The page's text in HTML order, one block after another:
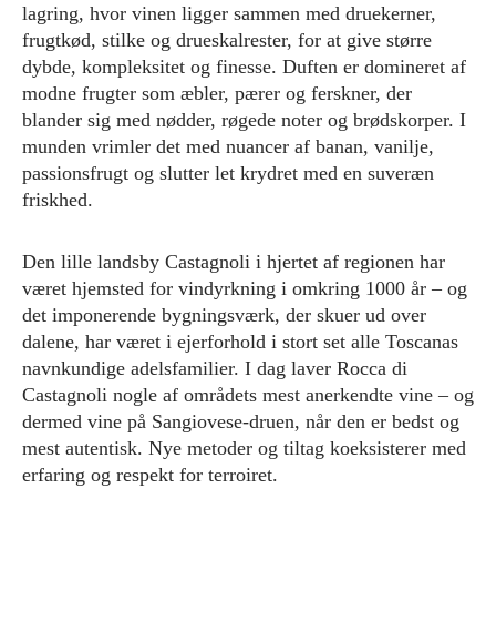
lagring, hvor vinen ligger sammen med druekerner,
frugtkød, stilke og drueskalrester, for at give større
dybde, kompleksitet og finesse. Duften er domineret af
modne frugter som æbler, pærer og ferskner, der
blander sig med nødder, røgede noter og brødskorper. I
munden vrimler det med nuancer af banan, vanilje,
passionsfrugt og slutter let krydret med en suveræn
friskhed.
Den lille landsby Castagnoli i hjertet af regionen har
været hjemsted for vindyrkning i omkring 1000 år – og
det imponerende bygningsværk, der skuer ud over
dalene, har været i ejerforhold i stort set alle Toscanas
navnkundige adelsfamilier. I dag laver Rocca di
Castagnoli nogle af områdets mest anerkendte vine – og
dermed vine på Sangiovese-druen, når den er bedst og
mest autentisk. Nye metoder og tiltag koeksisterer med
erfaring og respekt for terroiret.